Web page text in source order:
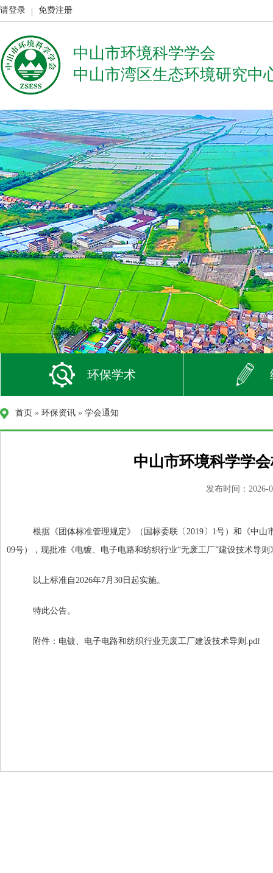
请登录 免费注册
中山市环境科学学会
中山市湾区生态环境研究中
环保学术
首页 » 环保资讯 » 学会通知
中山市环境科学学
发布时间：2026-
根据《团体标准管理规定》（国标委联 〔 2019〕1号）和《中山
09号） ，现批准《电镀、电子电路和纺织行业“无废工厂”建设技术导则
以上标准自2026年7月30日起实施。
特此公告。
附件： 电镀、电子电路和纺织行业无废工厂建设技术导则.pdf